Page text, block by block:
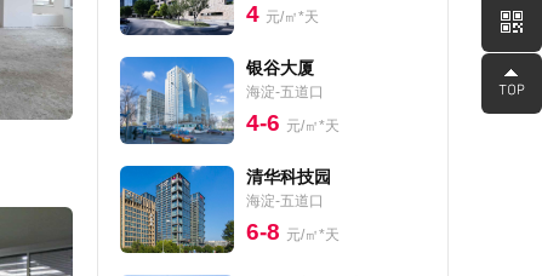
4 元/㎡*天
银谷大厦
海淀-五道口
4-6 元/㎡*天
清华科技园
海淀-五道口
6-8 元/㎡*天